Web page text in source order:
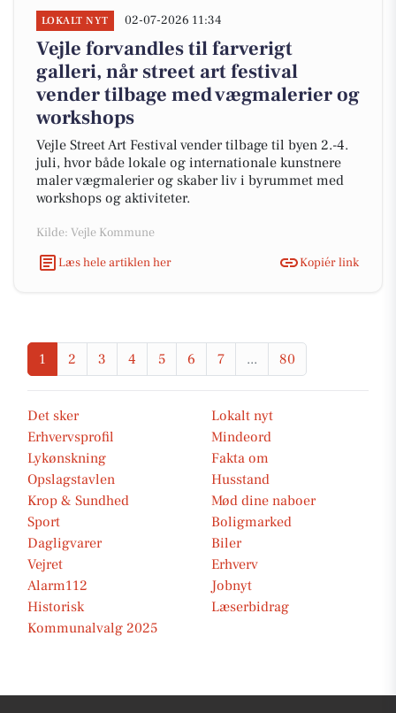
LOKALT NYT 02-07-2026 11:34
Vejle forvandles til farverigt
galleri, når street art festival
vender tilbage med vægmalerier og
workshops
Vejle Street Art Festival vender tilbage til byen 2.-4.
juli, hvor både lokale og internationale kunstnere
maler vægmalerier og skaber liv i byrummet med
workshops og aktiviteter.
Kilde: Vejle Kommune
Læs hele artiklen her
Kopiér link
1 2 3 4 5 6 7 ... 80
Det sker
Lokalt nyt
Erhvervsprofil
Mindeord
Lykønskning
Fakta om
Opslagstavlen
Husstand
Krop & Sundhed
Mød dine naboer
Sport
Boligmarked
Dagligvarer
Biler
Vejret
Erhverv
Alarm112
Jobnyt
Historisk
Læserbidrag
Kommunalvalg 2025